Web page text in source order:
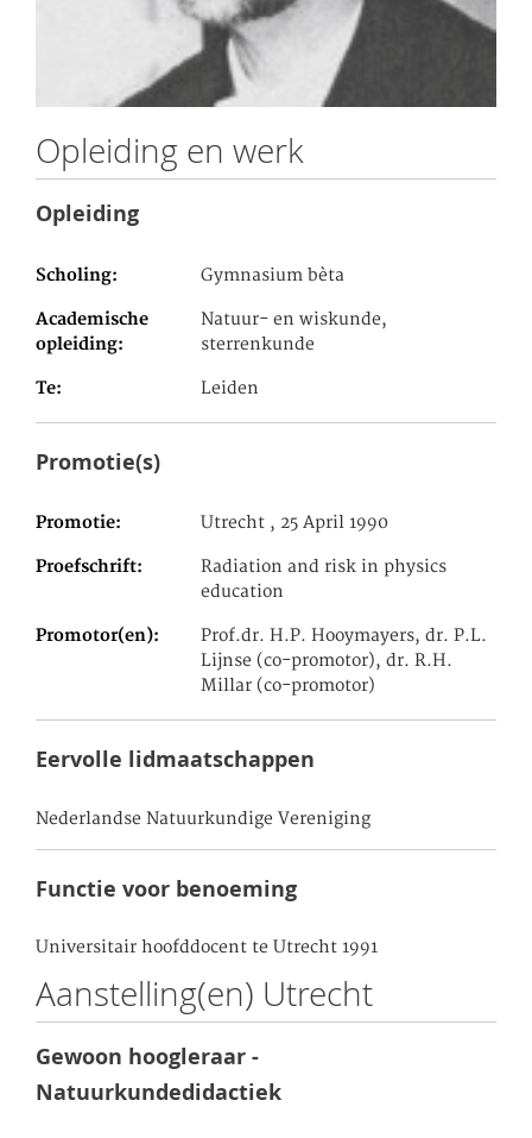
Opleiding en werk
Opleiding
Scholing Gymnasium bèta
Academische
opleiding
Natuur- en wiskunde,
sterrenkunde
Te Leiden
Promotie(s)
Promotie Utrecht , 25 April 1990
Proefschrift
Radiation and risk in physics
education
Promotor(en)
Prof.dr. H.P. Hooymayers, dr. P.L.
Lijnse (co-promotor), dr. R.H.
Millar (co-promotor)
Eervolle lidmaatschappen
Nederlandse Natuurkundige Vereniging
Functie voor benoeming
Universitair hoofddocent te Utrecht 1991
Aanstelling(en) Utrecht
Gewoon hoogleraar -
Natuurkundedidactiek